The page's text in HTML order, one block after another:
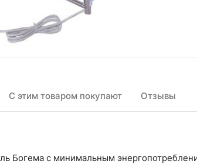
С этим товаром покупают Отзывы
Богема с минимальным